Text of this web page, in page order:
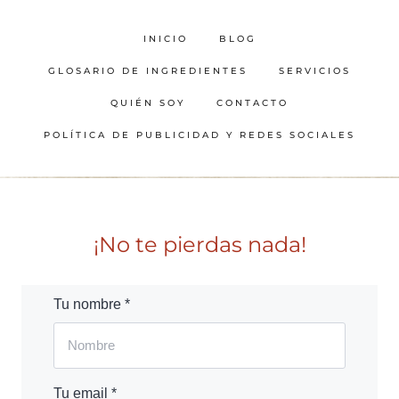
INICIO BLOG
GLOSARIO DE INGREDIENTES SERVICIOS
QUIÉN SOY CONTACTO
POLÍTICA DE PUBLICIDAD Y REDES SOCIALES
¡No te pierdas nada!
Tu nombre *
Tu email *